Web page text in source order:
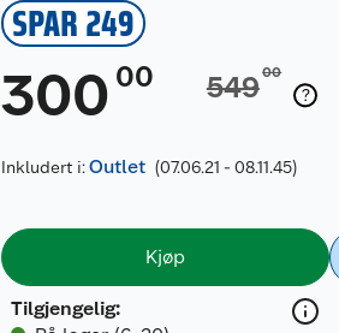
SPAR 249
300 00 54900
Inkludert i:Outlet (07.06.21 - 08.11.45)
Kjøp
Tilgjengelig: